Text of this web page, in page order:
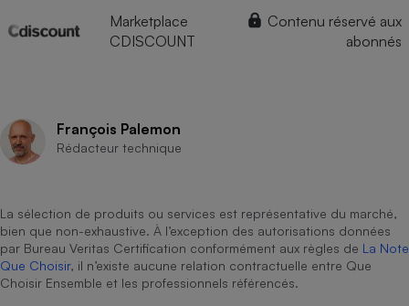
Marketplace
CDISCOUNT
Contenu réservé aux
abonnés
François Palemon
Rédacteur technique
La sélection de produits ou services est représentative du marché,
bien que non-exhaustive. À l’exception des autorisations données
par Bureau Veritas Certification conformément aux règles de La Note
Que Choisir, il n’existe aucune relation contractuelle entre Que
Choisir Ensemble et les professionnels référencés.